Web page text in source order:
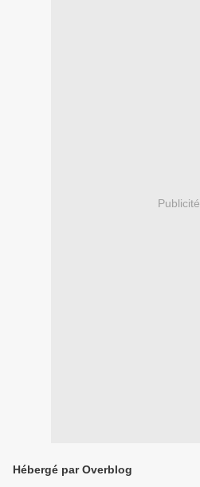
Publicité
Hébergé par Overblog